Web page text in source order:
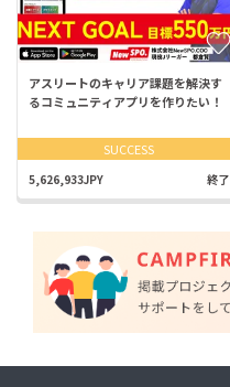
アスリートのキャリア課題を解決す
るコミュニティアプリを作りたい！
SUCCESS
5,626,933JPY 終了